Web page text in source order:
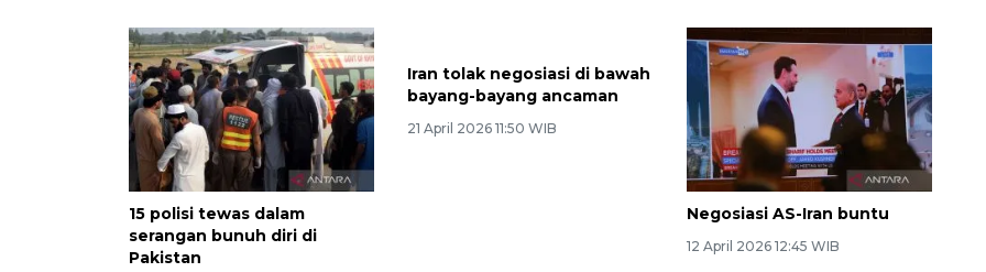
15 polisi tewas dalam
serangan bunuh diri di
Pakistan
Iran tolak negosiasi di bawah
bayang-bayang ancaman
21 April 2026 11:50 WIB
Negosiasi AS-Iran buntu
12 April 2026 12:45 WIB